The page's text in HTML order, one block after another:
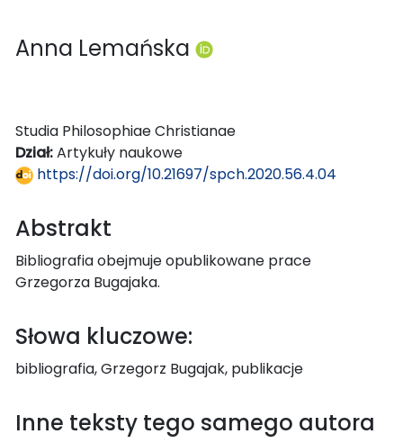
Anna Lemańska
Studia Philosophiae Christianae
Dział:Artykuły naukowe
https://doi.org/10.21697/spch.2020.56.4.04
Abstrakt
Bibliografia obejmuje opublikowane prace
Grzegorza Bugajaka.
Słowa kluczowe:
bibliografia, Grzegorz Bugajak, publikacje
Inne teksty tego samego autora